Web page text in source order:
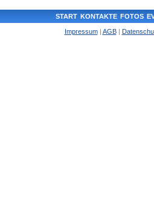
START KONTAKTE FOTOS
Impressum| AGB|